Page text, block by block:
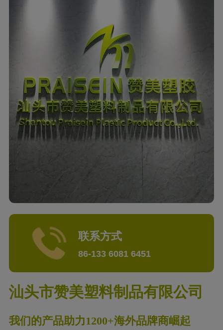
联系方式
86-133 6081 6451
汕头市赞美塑料制品有限公司
我们的产品助力1200+海外品牌商崛起